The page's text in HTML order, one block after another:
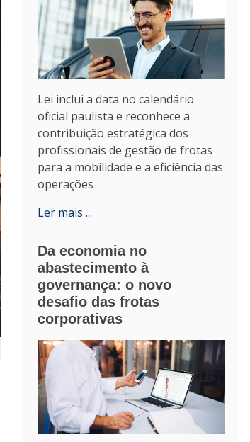
Lei inclui a data no calendário
oficial paulista e reconhece a
contribuição estratégica dos
profissionais de gestão de frotas
para a mobilidade e a eficiência das
operações
Ler mais ...
Da economia no
abastecimento à
governança: o novo
desafio das frotas
corporativas